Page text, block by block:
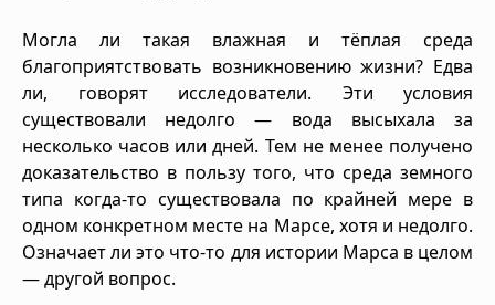
Могла ли такая влажная и тёплая среда
благоприятствовать возникновению жизни? Едва
ли, говорят исследователи. Эти условия
существовали недолго — вода высыхала за
несколько часов или дней. Тем не менее получено
доказательство в пользу того, что среда земного
типа когда-то существовала по крайней мере в
одном конкретном месте на Марсе, хотя и недолго.
Означает ли это что-то для истории Марса в целом
— другой вопрос.